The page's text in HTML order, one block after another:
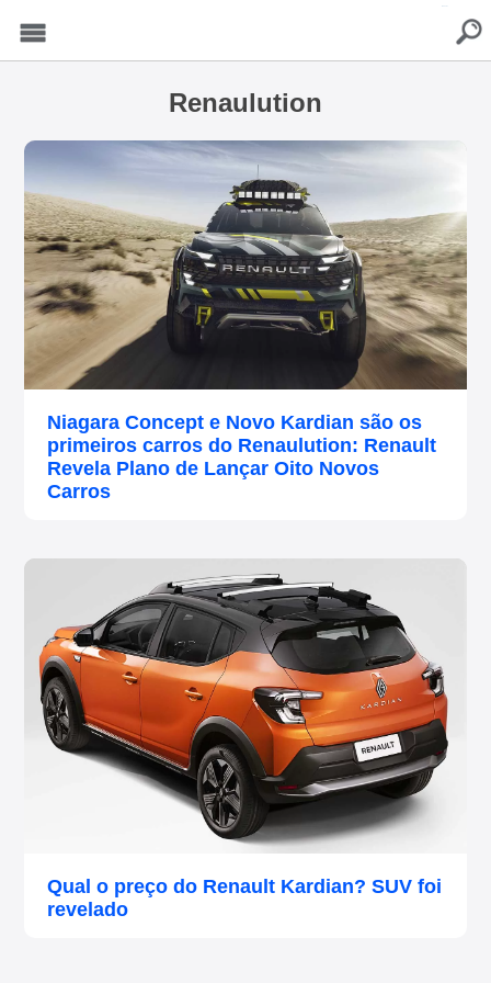
Renaulution
Niagara Concept e Novo Kardian são os
primeiros carros do Renaulution: Renault
Revela Plano de Lançar Oito Novos
Carros
Qual o preço do Renault Kardian? SUV foi
revelado